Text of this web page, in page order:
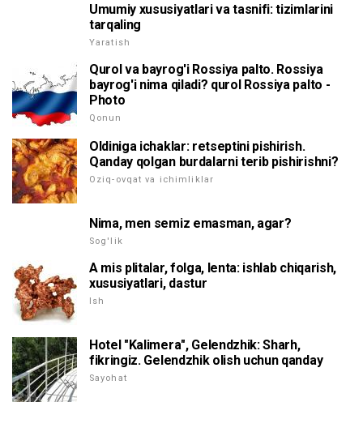
Umumiy xususiyatlari va tasnifi: tizimlarini
tarqaling
Yaratish
Qurol va bayrog'i Rossiya palto. Rossiya
bayrog'i nima qiladi? qurol Rossiya palto -
Photo
Qonun
Oldiniga ichaklar: retseptini pishirish.
Qanday qolgan burdalarni terib pishirishni?
Oziq-ovqat va ichimliklar
Nima, men semiz emasman, agar?
Sog'lik
A mis plitalar, folga, lenta: ishlab chiqarish,
xususiyatlari, dastur
Ish
Hotel "Kalimera", Gelendzhik: Sharh,
fikringiz. Gelendzhik olish uchun qanday
Sayohat